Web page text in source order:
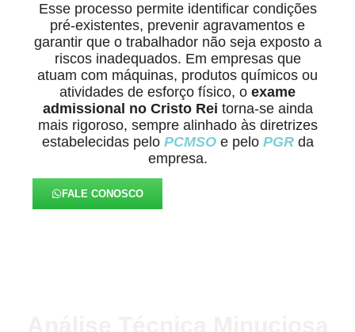
Esse processo permite identificar condições
pré-existentes, prevenir agravamentos e
garantir que o trabalhador não seja exposto a
riscos inadequados. Em empresas que
atuam com máquinas, produtos químicos ou
atividades de esforço físico, o exame
admissional no Cristo Rei torna-se ainda
mais rigoroso, sempre alinhado às diretrizes
estabelecidas pelo PCMSO e pelo PGR da
empresa.
FALE CONOSCO